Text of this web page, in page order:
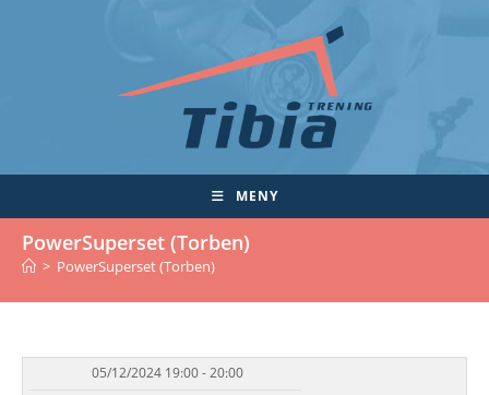
MENY
PowerSuperset (Torben)
> PowerSuperset (Torben)
DATO/TID EVENT TILGJENGELIGHET
05/12/2024 19:00 - 20:00